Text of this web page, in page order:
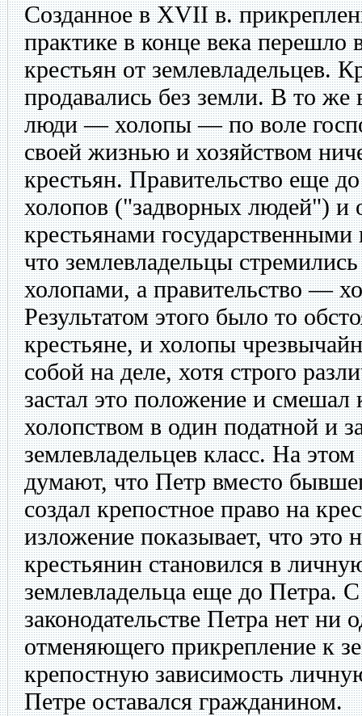
Созданное в XVII в.
практике в конце века перешло
крестьян от землевладельцев.
продавались без земли. В то
люди — холопы — по воле
своей жизнью и хозяйством
крестьян. Правительство еще
холопов ("задворных людей") и
крестьянами
что землевладельцы
холопами, а правительство —
Результатом этого было то
крестьяне, и холопы
собой на деле, хотя строго
застал это положение и смешал
холопством в один податной и
землевладельцев класс. На
думают, что Петр вместо
создал крепостное право на
изложение показывает, что это
крестьянин становился в
землевладельца еще до Петра.
законодательстве Петра нет ни
отменяющего прикрепление к
крепостную зависимость
Петре оставался гражданином.